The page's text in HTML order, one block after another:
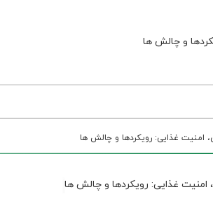
امنیت غذایی: رویکردها و چالش ها